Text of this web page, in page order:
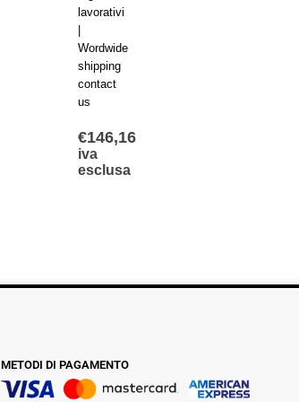
lavorativi
Wordwide
shipping
contact
us
€146,16
iva
esclusa
METODI DI PAGAMENTO